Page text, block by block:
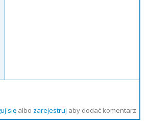
sięalbo zarejestruj aby dodać komentarz